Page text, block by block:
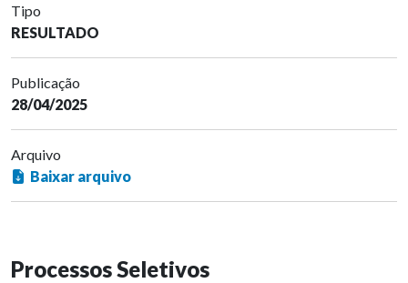
Tipo
RESULTADO
Publicação
28/04/2025
Arquivo
Baixar arquivo
Processos Seletivos